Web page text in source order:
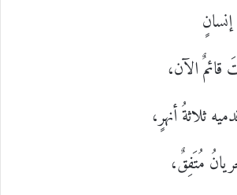
الآن،
ثلاثةُ أنهرٍ،
مُتَفِقٌ،